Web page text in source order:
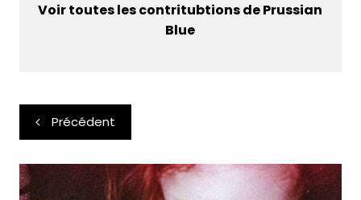
Voir toutes les contritubtions de Prussian
Blue
Navigation
de
l’article
Précédent